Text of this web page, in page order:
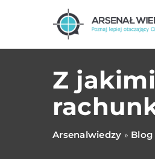
Z
Arsenalwiedzy » Blog